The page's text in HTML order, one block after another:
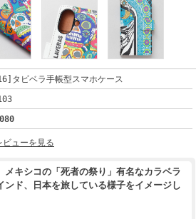
タビベラ手帳型スマホケース
ビューを見る
メキシコの「死者の祭り」有名なカラベラ
ンド、日本を旅している様子をイメージし